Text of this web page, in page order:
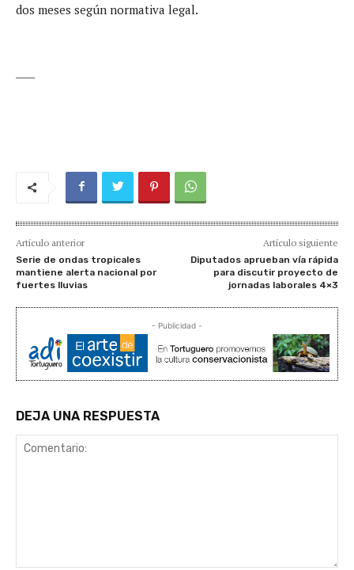
dos meses según normativa legal.
Artículo anterior
Serie de ondas tropicales
mantiene alerta nacional por
fuertes lluvias
Artículo siguiente
Diputados aprueban vía rápida
para discutir proyecto de
jornadas laborales 4×3
- Publicidad -
DEJA UNA RESPUESTA